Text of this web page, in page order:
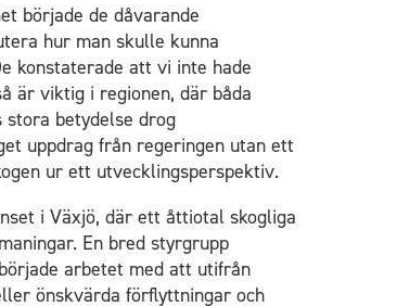
började de dåvarande
hur man skulle kunna
konstaterade att vi inte hade
är viktig i regionen, där båda
stora betydelse drog
uppdrag från regeringen utan ett
ur ett utvecklingsperspektiv.
i Växjö, där ett åttiotal skogliga
En bred styrgrupp
arbetet med att utifrån
önskvärda förflyttningar och